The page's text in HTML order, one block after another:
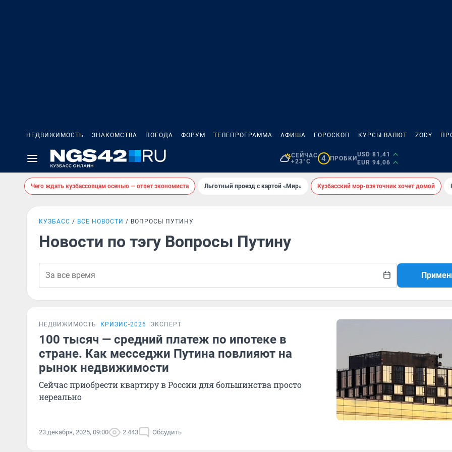
НЕДВИЖИМОСТЬ ЗНАКОМСТВА ПОГОДА ФОРУМ ТЕЛЕПРОГРАММА АФИША ГОРОСКОП КУРСЫ ВАЛЮТ ZODY
СЕЙЧАС
+23°C
4 ПРОБКИ
USD 81,41
EUR 94,06
Чего ждать кузбассовцам осенью — ответ экономиста Льготный проезд с картой «Мир» Кузбасский мэр-взяточник хочет домой
КУЗБАСС ВСЕ НОВОСТИ ВОПРОСЫ ПУТИНУ
Новости по тэгу Вопросы Путину
НЕДВИЖИМОСТЬ КРИЗИС-2026 ЭКСПЕРТ
100 тысяч — средний платеж по ипотеке в
стране. Как месседжи Путина повлияют на
рынок недвижимости
Сейчас приобрести квартиру в России для большинства просто
нереально
23 декабря, 2025, 09:00 2 443 Обсудить